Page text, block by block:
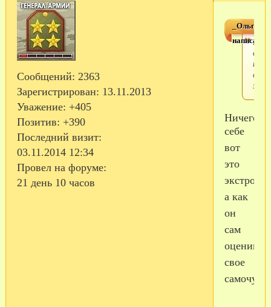
Сообщений: 2363
Зарегистрирован: 13.11.2013
Уважение: +405
Позитив: +390
Последний визит:
03.11.2014 12:34
Провел на форуме:
21 день 10 часов
_Ольга_
пару
Ничего
себе
вот
это
а как
он
сам
свое